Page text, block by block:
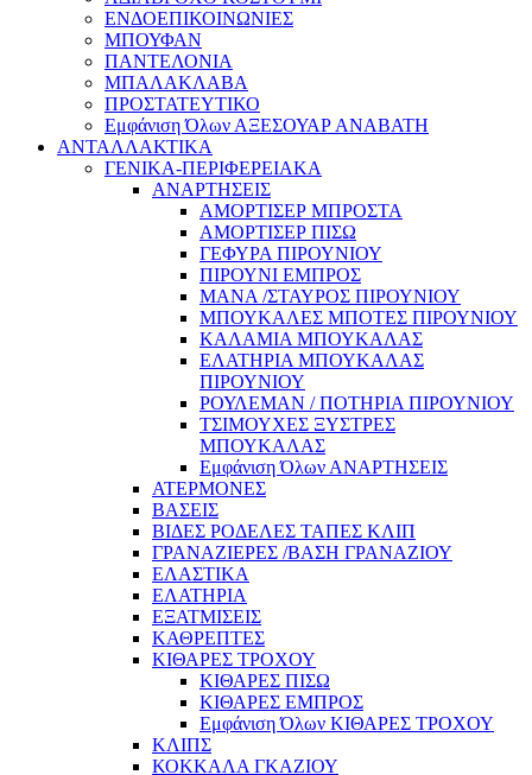
ΕΝΔΟΕΠΙΚΟΙΝΩΝΙΕΣ
ΜΠΟΥΦΑΝ
ΠΑΝΤΕΛΟΝΙΑ
ΜΠΑΛΑΚΛΑΒΑ
ΠΡΟΣΤΑΤΕΥΤΙΚΟ
Εμφάνιση Όλων ΑΞΕΣΟΥΑΡ ΑΝΑΒΑΤΗ
ΑΝΤΑΛΛΑΚΤΙΚΑ
ΓΕΝΙΚΑ-ΠΕΡΙΦΕΡΕΙΑΚΑ
ΑΝΑΡΤΗΣΕΙΣ
ΑΜΟΡΤΙΣΕΡ ΜΠΡΟΣΤΑ
ΑΜΟΡΤΙΣΕΡ ΠΙΣΩ
ΓΕΦΥΡΑ ΠΙΡΟΥΝΙΟΥ
ΠΙΡΟΥΝΙ ΕΜΠΡΟΣ
ΜΑΝΑ /ΣΤΑΥΡΟΣ ΠΙΡΟΥΝΙΟΥ
ΜΠΟΥΚΑΛΕΣ ΜΠΟΤΕΣ ΠΙΡΟΥΝΙΟΥ
ΚΑΛΑΜΙΑ ΜΠΟΥΚΑΛΑΣ
ΕΛΑΤΗΡΙΑ ΜΠΟΥΚΑΛΑΣ
ΠΙΡΟΥΝΙΟΥ
ΡΟΥΛΕΜΑΝ / ΠΟΤΗΡΙΑ ΠΙΡΟΥΝΙΟΥ
ΤΣΙΜΟΥΧΕΣ ΞΥΣΤΡΕΣ
ΜΠΟΥΚΑΛΑΣ
Εμφάνιση Όλων ΑΝΑΡΤΗΣΕΙΣ
ΑΤΕΡΜΟΝΕΣ
ΒΑΣΕΙΣ
ΒΙΔΕΣ ΡΟΔΕΛΕΣ ΤΑΠΕΣ ΚΛΙΠ
ΓΡΑΝΑΖΙΕΡΕΣ /ΒΑΣΗ ΓΡΑΝΑΖΙΟΥ
ΕΛΑΣΤΙΚΑ
ΕΛΑΤΗΡΙΑ
ΕΞΑΤΜΙΣΕΙΣ
ΚΑΘΡΕΠΤΕΣ
ΚΙΘΑΡΕΣ ΤΡΟΧΟΥ
ΚΙΘΑΡΕΣ ΠΙΣΩ
ΚΙΘΑΡΕΣ ΕΜΠΡΟΣ
Εμφάνιση Όλων ΚΙΘΑΡΕΣ ΤΡΟΧΟΥ
ΚΛΙΠΣ
ΚΟΚΚΑΛΑ ΓΚΑΖΙΟΥ